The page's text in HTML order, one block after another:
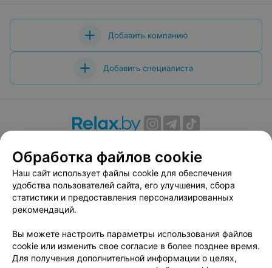
Добавить компанию
Добавить специалиста
Вакансии
Публичный договор
Способы оплаты
Публичный договор по использованию сервиса
«Афиша»
Пользовательское соглашение
Связаться по вопросам сотрудничества
Написать руководителю relax.by
Обработка файлов cookie
Наш сайт использует файлы cookie для обеспечения
удобства пользователей сайта, его улучшения, сбора
статистики и предоставления персонализированных
рекомендаций.
Вы можете настроить параметры использования файлов
cookie или изменить свое согласие в более позднее время.
Для получения дополнительной информации о целях,